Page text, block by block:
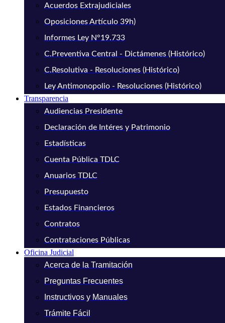
Acuerdos Extrajudiciales
Oposiciones Artículo 39h)
Informes Ley N°19.733
C.Preventiva Central - Dictámenes (Histórico)
C.Resolutiva - Resoluciones (Histórico)
Ley Antimonopolio - Resoluciones (Histórico)
Transparencia
Audiencias Presidente
Declaración de Intéres y Patrimonio
Estadísticas
Cuenta Pública TDLC
Anuarios TDLC
Presupuesto
Estados Financieros
Contratos
Contrataciones Públicas
Oficina Judicial
Acerca de la Tramitación
Preguntas Frecuentes
Instructivos y Manuales
Trámite Fácil